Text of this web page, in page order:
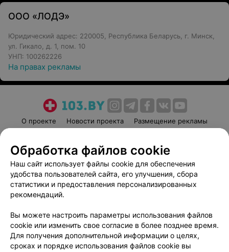
ООО «ЛОДЭ»
Юридический адрес: 220005, Республика Беларусь, г. Минск,
ул. Гикало, д. 1, пом. 10
УНП: 100262226
На правах рекламы
О проекте Новости проекта
Размещение рекламы
Пользовательское соглашение
Способы оплаты
Вакансии
Партнеры
Написать руководителю 103.by
Обработка персональных данных
Обработка файлов cookie
Наш сайт использует файлы cookie для обеспечения
удобства пользователей сайта, его улучшения, сбора
статистики и предоставления персонализированных
рекомендаций.
Вы можете настроить параметры использования файлов
cookie или изменить свое согласие в более позднее время.
Для получения дополнительной информации о целях,
сроках и порядке использования файлов cookie вы